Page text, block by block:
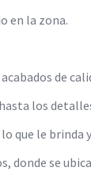
en la zona.
de
los
que le brinda
donde se